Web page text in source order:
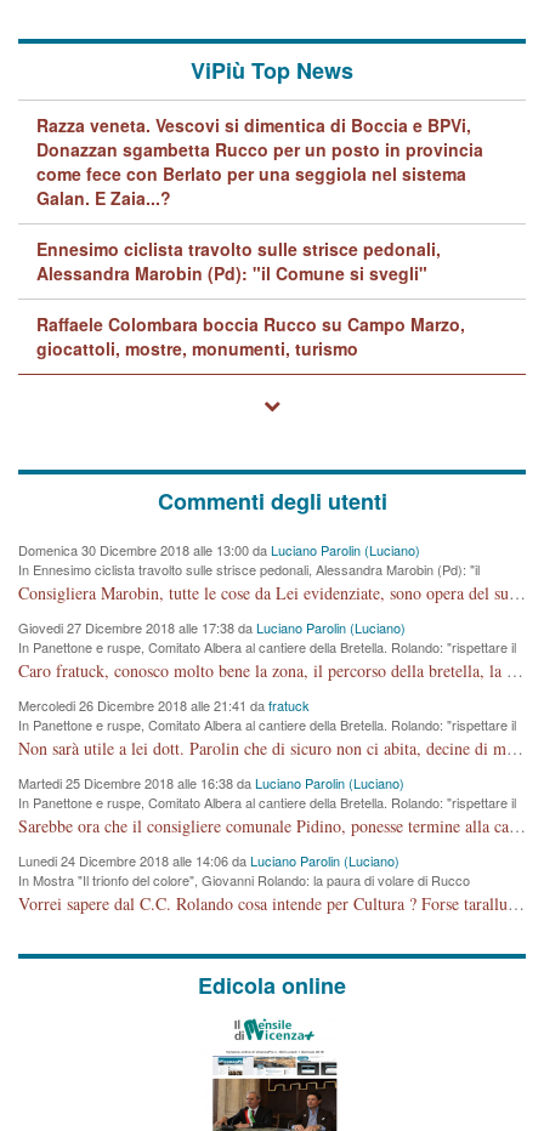
ViPiù Top News
Razza veneta. Vescovi si dimentica di Boccia e BPVi,
Donazzan sgambetta Rucco per un posto in provincia
come fece con Berlato per una seggiola nel sistema
Galan. E Zaia...?
Ennesimo ciclista travolto sulle strisce pedonali,
Alessandra Marobin (Pd): "il Comune si svegli"
Raffaele Colombara boccia Rucco su Campo Marzo,
giocattoli, mostre, monumenti, turismo
Commenti degli utenti
Domenica 30 Dicembre 2018 alle 13:00 daLuciano Parolin (Luciano)
In Ennesimo ciclista travolto sulle strisce pedonali, Alessandra Marobin (Pd): "il
Comune si svegli"
Consigliera Marobin, tutte le cose da Lei evidenziate, sono opera del suo ex Assessore e compagno di Partito Antonio Marco Dalla Pozza Assessore alla "progettazione" di piste ciclabili e altre porcherie. A lui manderei il conto da saldare per incidenti e danni alle persone. E' ora che "finiamola." Avete perso rassegnatevi. qui IL SINDACO RUCCO NON C'ENTRA PER NIENTE. CAPITO!!!!!!!! Amen.
Giovedi 27 Dicembre 2018 alle 17:38 daLuciano Parolin (Luciano)
In Panettone e ruspe, Comitato Albera al cantiere della Bretella. Rolando: "rispettare il
cronoprogramma"
Caro fratuck, conosco molto bene la zona, il percorso della bretella, la situazione dei cittadini, abito in Viale Trento. A partire dal 2003 ho partecipato al Comitato di Maddalene pro bretella, e a riunioni propositive per apportare modifiche al progetto. Numerose mie foto del territorio sono arrivate a Roma, altri miei interventi (non graditi dalla Sx) sono stati pubblicati dal GdV, assieme ad altri come Ciro Asproso, ora favorevole alla bretella. Ho partecipato alla raccolta firme per la chiusura della strada x 5 giorni eseguita dal Sindaco Hullwech per sforamento 180 Micro/g. Pertanto come impegno per la tematica sono apposto con la coscienza. Ora il Progetto è partito, fine! Voglio dire che la nuova Giunta "comunale" non c'entra più. L'opera sarà "malauguratamente" eseguita, ma non con il mio placet. Il Consigliere Comunale dovrebbe capire che la campagna elettorale è finita, con buona pace di tutti. Quello che invece dovrebbe interessare è la proprietà della strada, dall'uscita autostradale Ovest, sino alla Rotatoria dell'Albara, vi sono tre possessori: Autostrade SpA; La Provincia, il Comune. Come la mettiamo per il futuro ? I costi, da 50 sono saliti a 100 milioni di € come dire 20 milioni a KM (!) da non credere. Comunque si farà. Ma nessuno canti Vittoria, anzi meglio non farne un ulteriore fatto "partitico" per questioni elettorali o di seggio. Se mi manda la sua mail, sono disponibile ad inviare i documenti e le foto sopra descritte. Con ossequi, Luciano Parolin
Mercoledi 26 Dicembre 2018 alle 21:41 dafratuck
In Panettone e ruspe, Comitato Albera al cantiere della Bretella. Rolando: "rispettare il
cronoprogramma"
Non sarà utile a lei dott. Parolin che di sicuro non ci abita, decine di migliaia di TIR, automobili e padroncini che passano quotidianamente per una strada appena rotabile, non è più possibile stendere i panni, attraversare la strada senza rischiare la morte, le case stanno crepando, i tempi sono cambiati e la bretella non passerà assolutamente per maddalene (ma cosa sta a dire?!), dia invece responsabilità a chi ha costruito tagliando la strada che doveva invece terminare a isola vicentina e non al moracchino lasciando Motta di Costabissara ancora in panne di traffico. I tempi sono cambiati dottore e se l'anagrafe della vita stagna nell'essere umano impressioni conservatrici, la società non le considera perchè va avanti, si industrializza e ha bisogno di infrastrutture e di sviluppo. Ultima considerazione, se è geloso di Rolando perchè vede in lui solo campagne politiche mentre si difendono i SOLI diritti dei cittadini, la preghiamo faccia considerazioni più appropriate. Saluti e complimenti per i suoi scritti.
Martedi 25 Dicembre 2018 alle 16:38 daLuciano Parolin (Luciano)
In Panettone e ruspe, Comitato Albera al cantiere della Bretella. Rolando: "rispettare il
cronoprogramma"
Sarebbe ora che il consigliere comunale Pidino, ponesse termine alla campagna elettorale nel territorio del suo seggio Villaggio del Sole. La tiraca è iniziata, distruggerà 6 km di prateria ovest della città, ricca di fonti e sorgenti d'acqua. I cittadini di Maddalene non avranno più Pace la notte. Molta colpa per la costruzione di questa Strada è proprio del signor Rolando,dei suoi gazebo mobili e che vuol far passare questa opera VANDALICA come progetto "utile" a chi ? Non è cosa seria sig. Rolando!
Lunedi 24 Dicembre 2018 alle 14:06 daLuciano Parolin (Luciano)
In Mostra "Il trionfo del colore", Giovanni Rolando: la paura di volare di Rucco
Vorrei sapere dal C.C. Rolando cosa intende per Cultura ? Forse tarallucci, vino e sagre, o spaghetti tricolori del PD ? Il continuo (s)parlare della mostra a Palazzo Chiericati caro consigliere DANNEGGIA FORTEMENTE l'immagine della città TUTTA e fa deviare i consensi che in RUSSIA (badi bene ex U.R.S.S.) sono ECCELLENTI. A livello artistico l'evento è di alta Valenza culturale, COMPITO di Tutta la Cittadinanza fare il possibile per propagandare l'iniziativa senza farne UN CASO PARTITICO come fa Lei da sempre. Meno Gazebo + Partecipazione! E così sia. Amen.
Edicola online